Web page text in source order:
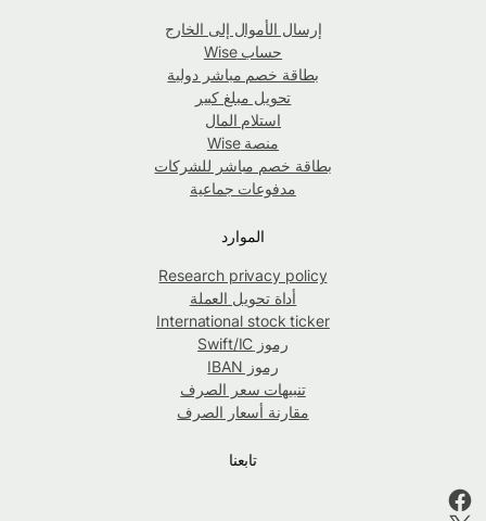
إرسال الأموال إلى الخارج
حساب Wise
بطاقة خصم مباشر دولية
تحويل مبلغ كبير
استلام المال
منصة Wise
بطاقة خصم مباشر للشركات
مدفوعات جماعية
الموارد
Research privacy policy
أداة تحويل العملة
International stock ticker
رموز Swift/IC
رموز IBAN
تنبيهات سعر الصرف
مقارنة أسعار الصرف
تابعنا